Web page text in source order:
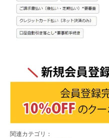
関連カテゴリ：